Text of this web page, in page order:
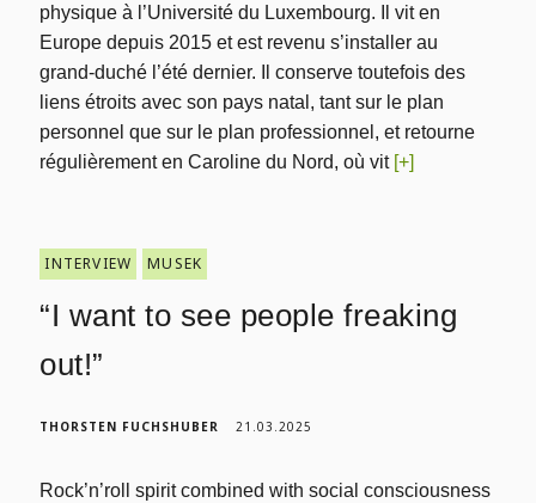
physique à l’Université du Luxembourg. Il vit en
Europe depuis 2015 et est revenu s’installer au
grand-duché l’été dernier. Il conserve toutefois des
liens étroits avec son pays natal, tant sur le plan
personnel que sur le plan professionnel, et retourne
régulièrement en Caroline du Nord, où vit [+]
INTERVIEW MUSEK
“I want to see people freaking
out!”
THORSTEN FUCHSHUBER 21.03.2025
Rock’n’roll spirit combined with social consciousness